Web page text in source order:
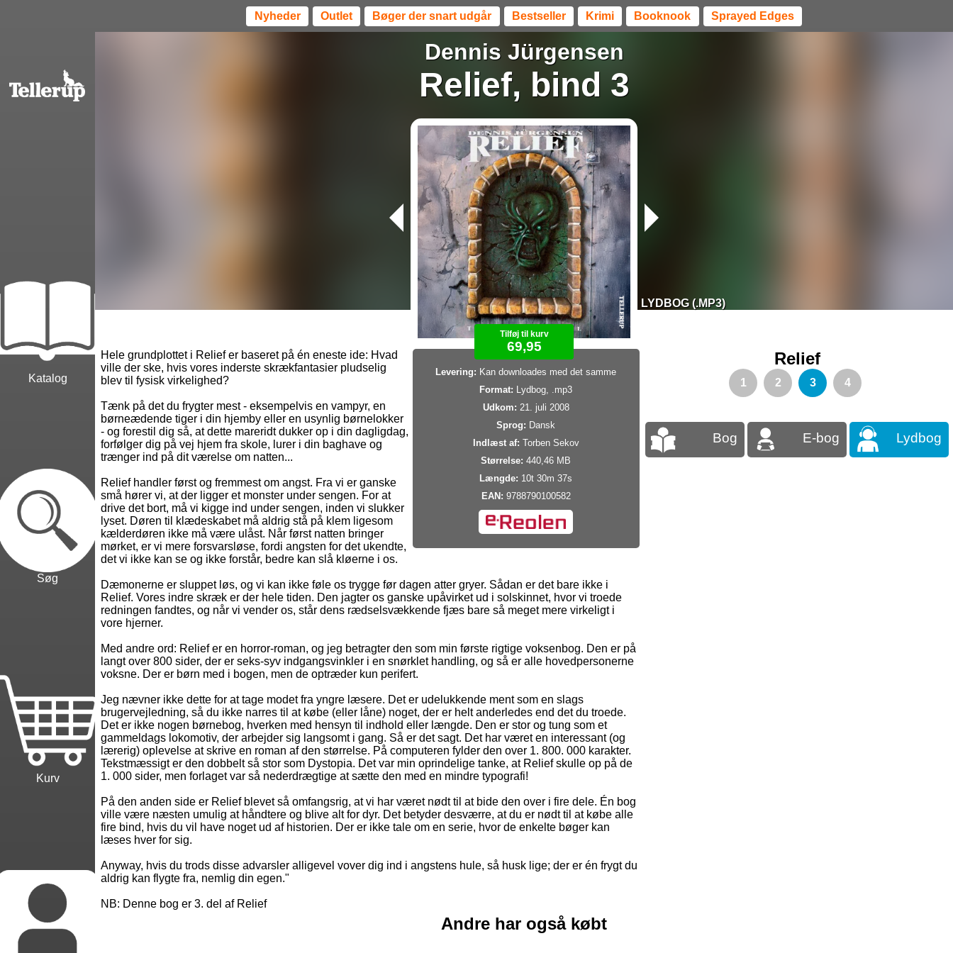
Nyheder Outlet Bøger der snart udgår Bestseller Krimi Booknook Sprayed Edges
Katalog
Søg
Kurv
Dennis Jürgensen
Relief, bind 3
LYDBOG (.MP3)
Tilføj til kurv
69,95
Levering: Kan downloades med det samme
Format: Lydbog, .mp3
Udkom: 21. juli 2008
Sprog: Dansk
Indlæst af: Torben Sekov
Størrelse: 440,46 MB
Længde: 10t 30m 37s
EAN: 9788790100582
Hele grundplottet i Relief er baseret på én eneste ide: Hvad
ville der ske, hvis vores inderste skrækfantasier pludselig
blev til fysisk virkelighed?
Tænk på det du frygter mest - eksempelvis en vampyr, en
børneædende tiger i din hjemby eller en usynlig børnelokker
- og forestil dig så, at dette mareridt dukker op i din dagligdag,
forfølger dig på vej hjem fra skole, lurer i din baghave og
trænger ind på dit værelse om natten...
Relief handler først og fremmest om angst. Fra vi er ganske
små hører vi, at der ligger et monster under sengen. For at
drive det bort, må vi kigge ind under sengen, inden vi slukker
lyset. Døren til klædeskabet må aldrig stå på klem ligesom
kælderdøren ikke må være ulåst. Når først natten bringer
mørket, er vi mere forsvarsløse, fordi angsten for det ukendte,
det vi ikke kan se og ikke forstår, bedre kan slå kløerne i os.
Dæmonerne er sluppet løs, og vi kan ikke føle os trygge før dagen atter gryer. Sådan er det bare ikke i
Relief. Vores indre skræk er der hele tiden. Den jagter os ganske upåvirket ud i solskinnet, hvor vi troede
redningen fandtes, og når vi vender os, står dens rædselsvækkende fjæs bare så meget mere virkeligt i
vore hjerner.
Med andre ord: Relief er en horror-roman, og jeg betragter den som min første rigtige voksenbog. Den er på
langt over 800 sider, der er seks-syv indgangsvinkler i en snørklet handling, og så er alle hovedpersonerne
voksne. Der er børn med i bogen, men de optræder kun perifert.
Jeg nævner ikke dette for at tage modet fra yngre læsere. Det er udelukkende ment som en slags
brugervejledning, så du ikke narres til at købe (eller låne) noget, der er helt anderledes end det du troede.
Det er ikke nogen børnebog, hverken med hensyn til indhold eller længde. Den er stor og tung som et
gammeldags lokomotiv, der arbejder sig langsomt i gang. Så er det sagt. Det har været en interessant (og
lærerig) oplevelse at skrive en roman af den størrelse. På computeren fylder den over 1. 800. 000 karakter.
Tekstmæssigt er den dobbelt så stor som Dystopia. Det var min oprindelige tanke, at Relief skulle op på de
1. 000 sider, men forlaget var så nederdrægtige at sætte den med en mindre typografi!
På den anden side er Relief blevet så omfangsrig, at vi har været nødt til at bide den over i fire dele. Én bog
ville være næsten umulig at håndtere og blive alt for dyr. Det betyder desværre, at du er nødt til at købe alle
fire bind, hvis du vil have noget ud af historien. Der er ikke tale om en serie, hvor de enkelte bøger kan
læses hver for sig.
Anyway, hvis du trods disse advarsler alligevel vover dig ind i angstens hule, så husk lige; der er én frygt du
aldrig kan flygte fra, nemlig din egen."
NB: Denne bog er 3. del af Relief
Relief
1 2 3 4
Bog E-bog Lydbog
Andre har også købt